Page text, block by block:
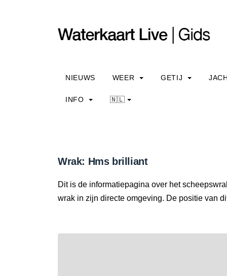
NIEUWS WEER GETIJ
INFO 🇳🇱
Wrak: Hms brilliant
Dit is de informatiepagina over het
wrak in zijn directe omgeving. De positie van